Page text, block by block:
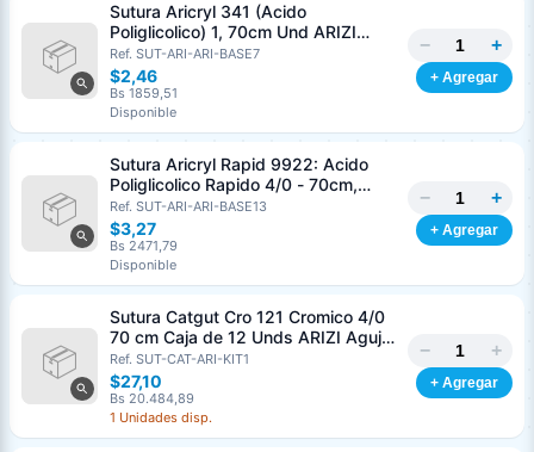
Sutura Aricryl 341 (Acido
Poliglicolico) 1, 70cm Und ARIZI
Aguja de 1/2 Circulo Punta Conica
36mm
Ref. SUT-ARI-ARI-BASE7
$2,46
Bs 1859,51
Disponible
− +
+ Agregar
Sutura Aricryl Rapid 9922: Acido
Poliglicolico Rapido 4/0 - 70cm,
aguja de 3/8 Corte Inverso 19mm
Und ARIZI Absorbible
Ref. SUT-ARI-ARI-BASE13
$3,27
Bs 2471,79
Disponible
− +
+ Agregar
Sutura Catgut Cro 121 Cromico 4/0
70 cm Caja de 12 Unds ARIZI Aguja
de 1/2 Circulo Punta Conica 26 mm
Ref. SUT-CAT-ARI-KIT1
$27,10
Bs 20.484,89
1 Unidades disp.
− +
+ Agregar